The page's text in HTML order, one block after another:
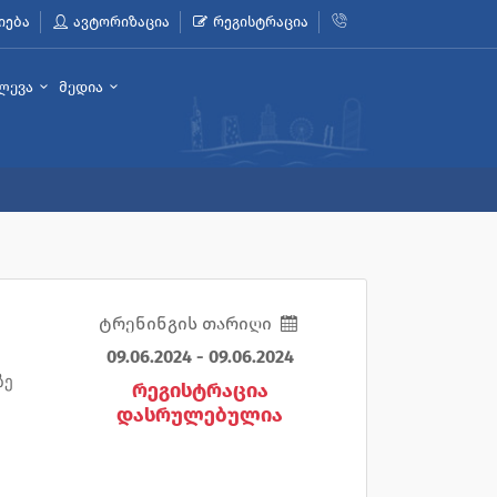
ავტორიზაცია რეგისტრაცია
მედია
ტრენინგის თარიღი
09.06.2024 - 09.06.2024
რეგისტრაცია
დასრულებულია